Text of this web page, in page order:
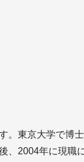
。東京大学で博
、2004年に現職